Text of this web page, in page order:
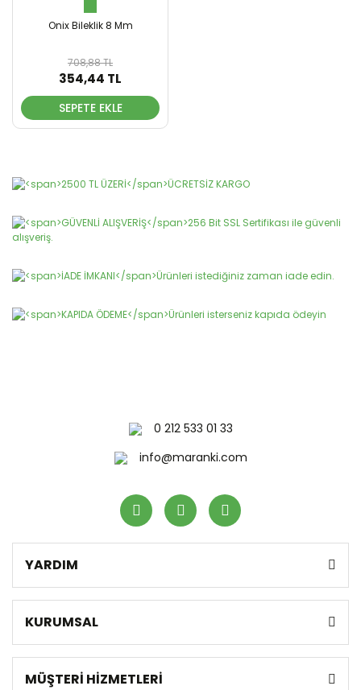
Onix Bileklik 8 Mm
708,88 TL
354,44 TL
SEPETE EKLE
0 212 533 01 33
info@maranki.com
YARDIM
KURUMSAL
MÜŞTERİ HİZMETLERİ